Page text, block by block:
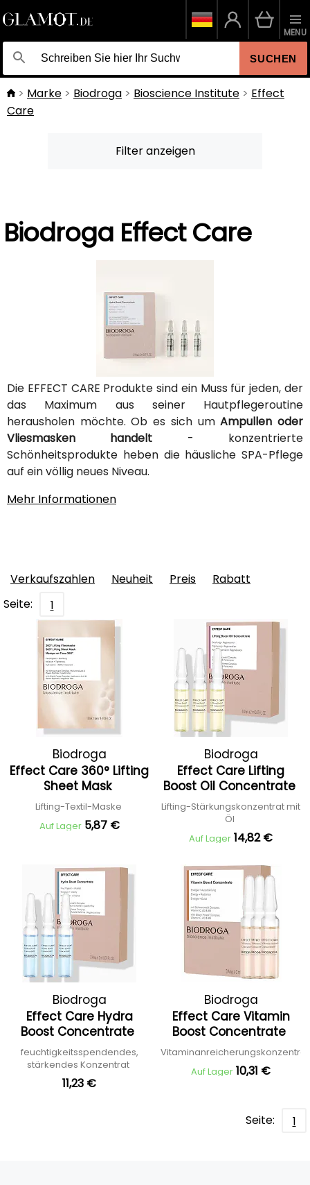
SUCHEN
MENU
Marke Biodroga Bioscience Institute
Effect
Care
Filter anzeigen
Biodroga Effect Care
Die EFFECT CARE Produkte sind ein Muss für jeden, der
das Maximum aus seiner Hautpflegeroutine
herausholen möchte. Ob es sich umAmpullen oder
Vliesmasken handelt - konzentrierte
Schönheitsprodukte heben die häusliche SPA-Pflege
auf ein völlig neues Niveau.
Mehr Informationen
Verkaufszahlen Neuheit Preis
Rabatt
Seite:
1
Biodroga
Effect Care 360° Lifting
Sheet Mask
Lifting-Textil-Maske
Auf Lager 5,87 €
Biodroga
Effect Care Lifting
Boost Oil Concentrate
Lifting-Stärkungskonzentrat mit
Öl
Auf Lager 14,82 €
Biodroga
Effect Care Hydra
Boost Concentrate
feuchtigkeitsspendendes,
stärkendes Konzentrat
11,23 €
Biodroga
Effect Care Vitamin
Boost Concentrate
Auf Lager 10,31 €
Seite: 1